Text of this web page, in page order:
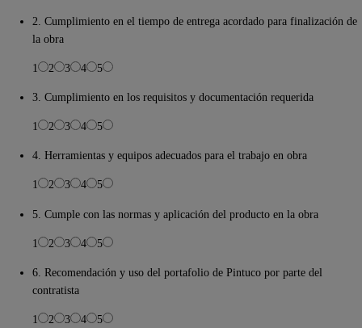
2. Cumplimiento en el tiempo de entrega acordado para finalización de
la obra
1 2 3 4 5
3. Cumplimiento en los requisitos y documentación requerida
1 2 3 4 5
4. Herramientas y equipos adecuados para el trabajo en obra
1 2 3 4 5
5. Cumple con las normas y aplicación del producto en la obra
1 2 3 4 5
6. Recomendación y uso del portafolio de Pintuco por parte del
contratista
1 2 3 4 5